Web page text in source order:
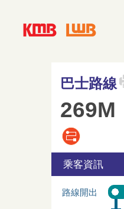
巴士路線
269M
乘客資訊
路線開出